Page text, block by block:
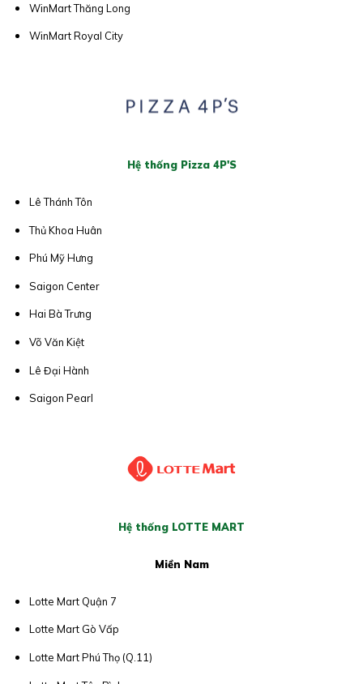
WinMart Thăng Long
WinMart Royal City
Hệ thống Pizza 4P'S
Lê Thánh Tôn
Thủ Khoa Huân
Phú Mỹ Hưng
Saigon Center
Hai Bà Trưng
Võ Văn Kiệt
Lê Đại Hành
Saigon Pearl
Hệ thống LOTTE MART
Miền Nam
Lotte Mart Quận 7
Lotte Mart Gò Vấp
Lotte Mart Phú Thọ (Q.11)